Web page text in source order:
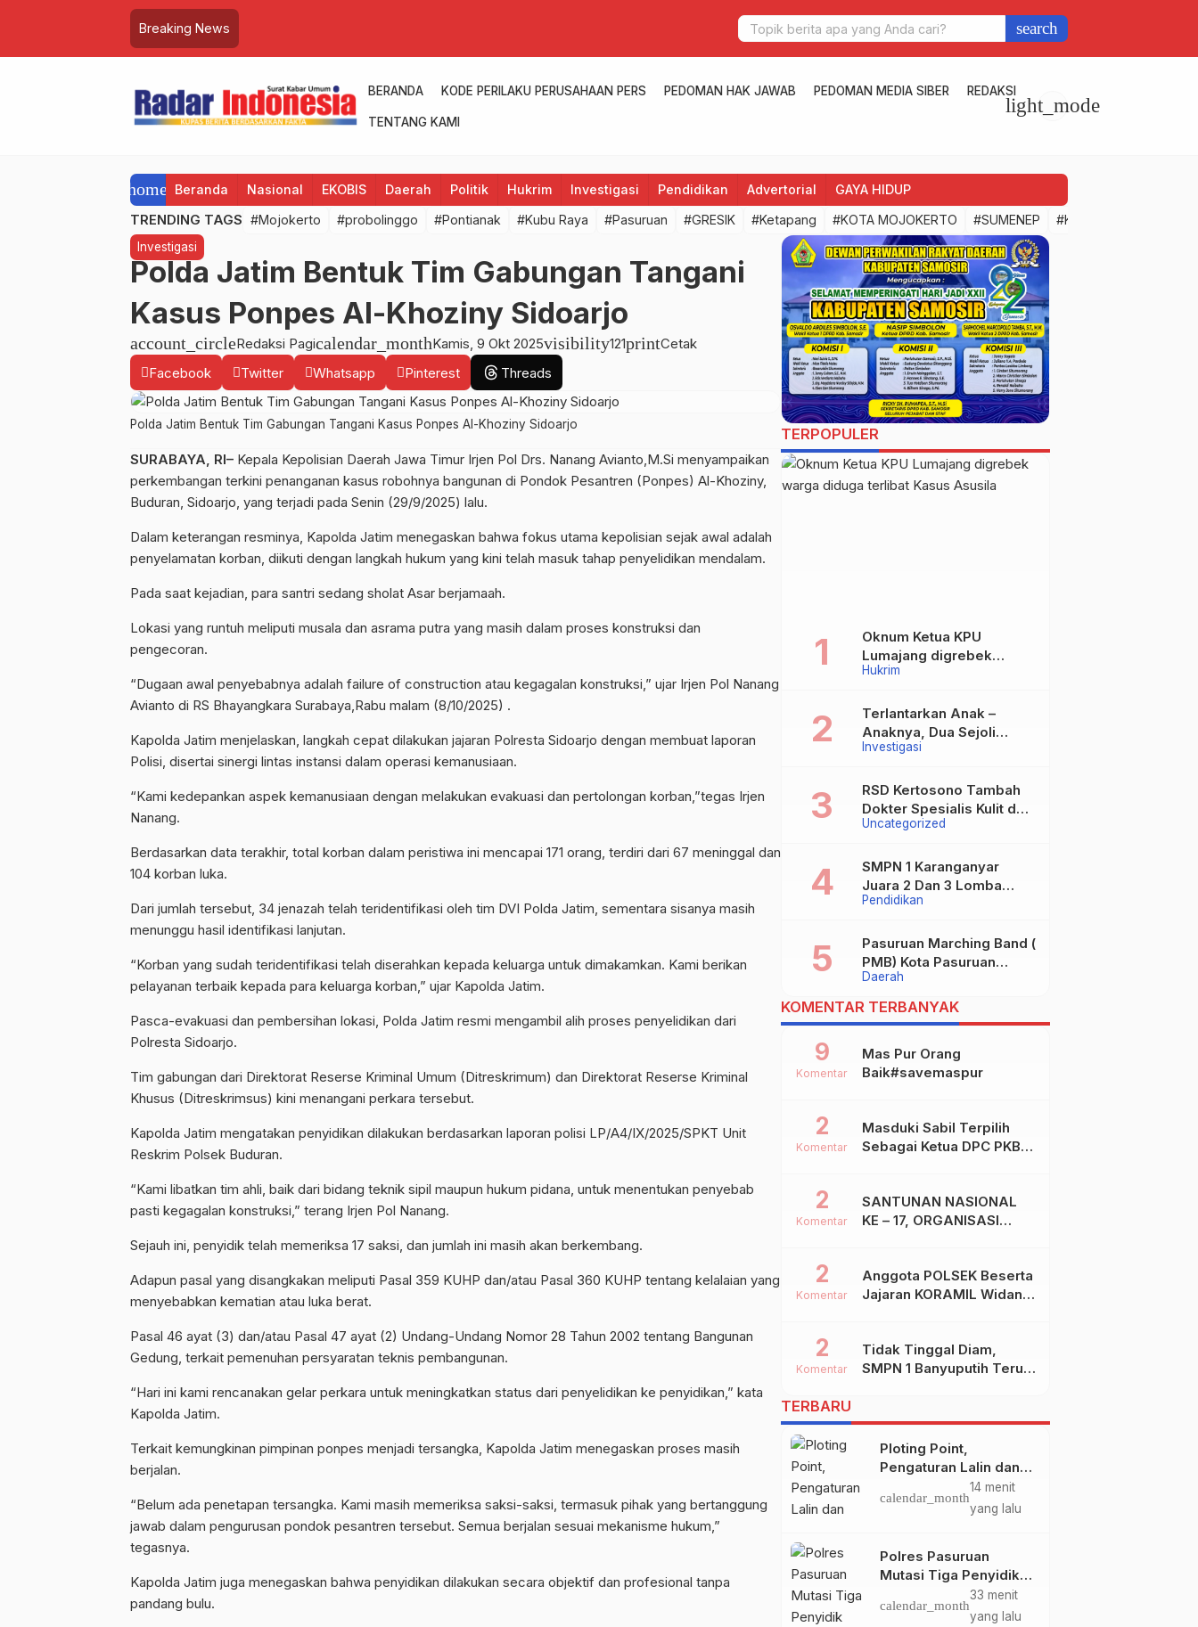
Breaking News search
BERANDA KODE PERILAKU PERUSAHAAN PERS PEDOMAN HAK JAWAB PEDOMAN MEDIA SIBER REDAKSI
TENTANG KAMI
light_mode
home Beranda Nasional EKOBIS Daerah Politik Hukrim Investigasi Pendidikan Advertorial GAYA HIDUP
TRENDING TAGS #Mojokerto #probolinggo #Pontianak #Kubu Raya #Pasuruan #GRESIK #Ketapang #KOTA MOJOKERTO #SUMENEP #Kodim 0815/
Investigasi
Polda Jatim Bentuk Tim Gabungan Tangani
Kasus Ponpes Al-Khoziny Sidoarjo
account_circleRedaksi Pagicalendar_monthKamis, 9 Okt 2025visibility121printCetak
Facebook
Twitter Whatsapp Pinterest Threads
Polda Jatim Bentuk Tim Gabungan Tangani Kasus Ponpes Al-Khoziny Sidoarjo
SURABAYA, RI– Kepala Kepolisian Daerah Jawa Timur Irjen Pol Drs. Nanang Avianto,M.Si menyampaikan
perkembangan terkini penanganan kasus robohnya bangunan di Pondok Pesantren (Ponpes) Al-Khoziny,
Buduran, Sidoarjo, yang terjadi pada Senin (29/9/2025) lalu.
Dalam keterangan resminya, Kapolda Jatim menegaskan bahwa fokus utama kepolisian sejak awal adalah
penyelamatan korban, diikuti dengan langkah hukum yang kini telah masuk tahap penyelidikan mendalam.
Pada saat kejadian, para santri sedang sholat Asar berjamaah.
Lokasi yang runtuh meliputi musala dan asrama putra yang masih dalam proses konstruksi dan
pengecoran.
“Dugaan awal penyebabnya adalah failure of construction atau kegagalan konstruksi,” ujar Irjen Pol Nanang
Avianto di RS Bhayangkara Surabaya,Rabu malam (8/10/2025) .
Kapolda Jatim menjelaskan, langkah cepat dilakukan jajaran Polresta Sidoarjo dengan membuat laporan
Polisi, disertai sinergi lintas instansi dalam operasi kemanusiaan.
“Kami kedepankan aspek kemanusiaan dengan melakukan evakuasi dan pertolongan korban,”tegas Irjen
Nanang.
Berdasarkan data terakhir, total korban dalam peristiwa ini mencapai 171 orang, terdiri dari 67 meninggal dan
104 korban luka.
Dari jumlah tersebut, 34 jenazah telah teridentifikasi oleh tim DVI Polda Jatim, sementara sisanya masih
menunggu hasil identifikasi lanjutan.
“Korban yang sudah teridentifikasi telah diserahkan kepada keluarga untuk dimakamkan. Kami berikan
pelayanan terbaik kepada para keluarga korban,” ujar Kapolda Jatim.
Pasca-evakuasi dan pembersihan lokasi, Polda Jatim resmi mengambil alih proses penyelidikan dari
Polresta Sidoarjo.
Tim gabungan dari Direktorat Reserse Kriminal Umum (Ditreskrimum) dan Direktorat Reserse Kriminal
Khusus (Ditreskrimsus) kini menangani perkara tersebut.
Kapolda Jatim mengatakan penyidikan dilakukan berdasarkan laporan polisi LP/A4/IX/2025/SPKT Unit
Reskrim Polsek Buduran.
“Kami libatkan tim ahli, baik dari bidang teknik sipil maupun hukum pidana, untuk menentukan penyebab
pasti kegagalan konstruksi,” terang Irjen Pol Nanang.
Sejauh ini, penyidik telah memeriksa 17 saksi, dan jumlah ini masih akan berkembang.
Adapun pasal yang disangkakan meliputi Pasal 359 KUHP dan/atau Pasal 360 KUHP tentang kelalaian yang
menyebabkan kematian atau luka berat.
Pasal 46 ayat (3) dan/atau Pasal 47 ayat (2) Undang-Undang Nomor 28 Tahun 2002 tentang Bangunan
Gedung, terkait pemenuhan persyaratan teknis pembangunan.
“Hari ini kami rencanakan gelar perkara untuk meningkatkan status dari penyelidikan ke penyidikan,” kata
Kapolda Jatim.
Terkait kemungkinan pimpinan ponpes menjadi tersangka, Kapolda Jatim menegaskan proses masih
berjalan.
“Belum ada penetapan tersangka. Kami masih memeriksa saksi-saksi, termasuk pihak yang bertanggung
jawab dalam pengurusan pondok pesantren tersebut. Semua berjalan sesuai mekanisme hukum,”
tegasnya.
Kapolda Jatim juga menegaskan bahwa penyidikan dilakukan secara objektif dan profesional tanpa
pandang bulu.
TERPOPULER
Hukrim
Oknum Ketua KPU
Lumajang digrebek
warga diduga terlibat
Investigasi
Terlantarkan Anak –
Anaknya, Dua Sejoli
Tanpa Ikatan Pernikahan
Geger Madiun dan
Maospati Magetan Siap
digugat ?
Uncategorized
RSD Kertosono Tambah
Dokter Spesialis Kulit dan
Kelamin
Pendidikan
SMPN 1 Karanganyar
Juara 2 Dan 3 Lomba
Kaligrafi Tingkat
Daerah
Pasuruan Marching Band (
PMB) Kota Pasuruan
Akhirnya Raih Dua Gelar
Juara Dalam Kejurprov
Jatim 2024
KOMENTAR TERBANYAK
Mas Pur Orang
Baik#savemaspur
9
Komentar
Masduki Sabil Terpilih
Sebagai Ketua DPC PKB
2
Komentar
SANTUNAN NASIONAL
KE – 17, ORGANISASI
2
Komentar
Anggota POLSEK Beserta
Jajaran KORAMIL Widang,
PHBN Di Ds.NGADIPURO
Kec.WIDANG Kab.TUBAN
2
Komentar
Tidak Tinggal Diam,
SMPN 1 Banyuputih Terus
2
Komentar
TERBARU
Ploting Point,
Pengaturan Lalin dan
Penertiban Knalpot
Brong Prioritas
calendar_month
14 menit
yang lalu
Polres Pasuruan
Mutasi Tiga Penyidik
Efektivitas dan
calendar_month
33 menit
yang lalu